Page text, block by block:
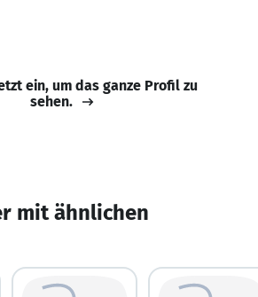
ein, um das ganze Profil zu
sehen.
mit ähnlichen